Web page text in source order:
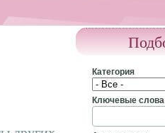
Категория
Ключевые слова